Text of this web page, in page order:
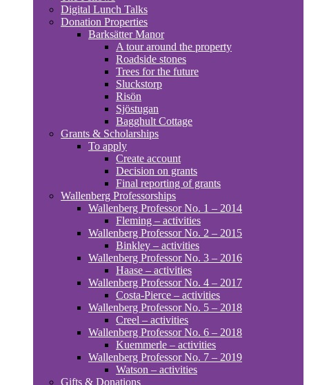
Digital Lunch Talks
Donation Properties
Barksätter Manor
A tour around the property
Roadside stones
Trees for the future
Sluckstorp
Risön
Sjöstugan
Bagghult Cottage
Grants & Scholarships
To apply
Create account
Decision on grants
Final reporting of grants
Wallenberg Professorships
Wallenberg Professor No. 1 – 2014
Fleming – activities
Wallenberg Professor No. 2 – 2015
Binkley – activities
Wallenberg Professor No. 3 – 2016
Haase – activities
Wallenberg Professor No. 4 – 2017
Costa-Pierce – activities
Wallenberg Professor No. 5 – 2018
Creel – activities
Wallenberg Professor No. 6 – 2018
Kuemmerle – activities
Wallenberg Professor No. 7 – 2019
Watson – activities
Gifts & Donations